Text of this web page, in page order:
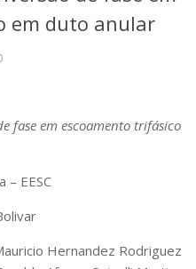
Rede
em duto anular
fase em escoamento trifásico
– EESC
Hernandez Rodriguez